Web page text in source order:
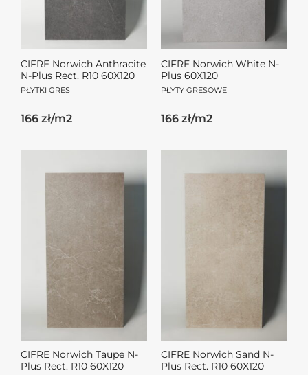
CIFRE Norwich Anthracite
N-Plus Rect. R10 60X120
PŁYTKI GRES
166 zł/m2
CIFRE Norwich White N-
Plus 60X120
PŁYTY GRESOWE
166 zł/m2
CIFRE Norwich Taupe N-
Plus Rect. R10 60X120
CIFRE Norwich Sand N-
Plus Rect. R10 60X120